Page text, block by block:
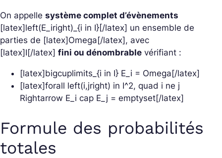
On appelle système complet d’évènements
[latex]left(E_iright)_{i in I}[/latex] un ensemble de
parties de [latex]Omega[/latex], avec
[latex]I[/latex] fini ou dénombrable vérifiant :
[latex]bigcuplimits_{i in I} E_i = Omega[/latex]
[latex]forall left(i,jright) in I^2, quad i ne j
Rightarrow E_i cap E_j = emptyset[/latex]
Formule des probabilités
totales